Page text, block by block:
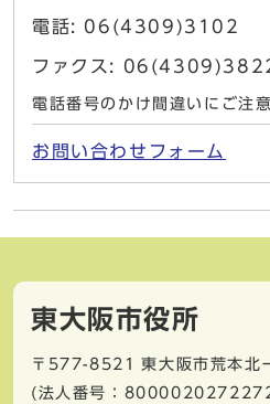
電話: 06(4309)3102
ファクス:
電話番号のかけ間違いにご注
お問い合わせフォーム
東大阪市役所
〒577-8521
東大阪市荒本北
(法人番号：